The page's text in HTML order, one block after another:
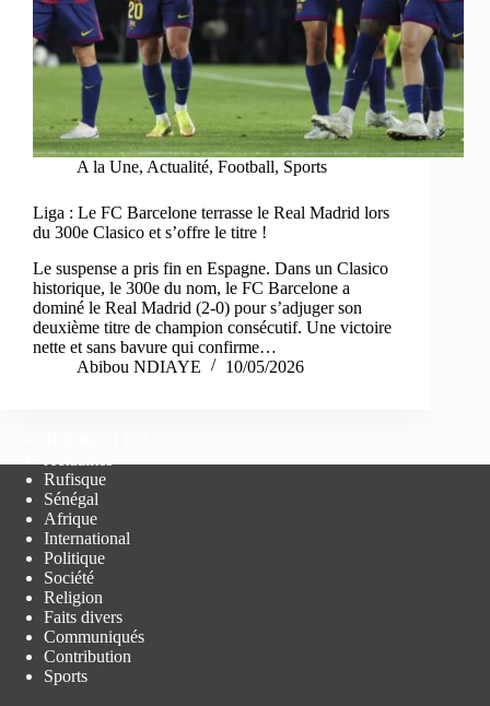
A la Une, Actualité, Football, Sports
Liga : Le FC Barcelone terrasse le Real Madrid lors
du 300e Clasico et s’offre le titre !
Le suspense a pris fin en Espagne. Dans un Clasico
historique, le 300e du nom, le FC Barcelone a
dominé le Real Madrid (2-0) pour s’adjuger son
deuxième titre de champion consécutif. Une victoire
nette et sans bavure qui confirme…
Abibou NDIAYE
10/05/2026
Rufisque
Sénégal
Afrique
International
Politique
Société
Religion
Faits divers
Communiqués
Contribution
Sports